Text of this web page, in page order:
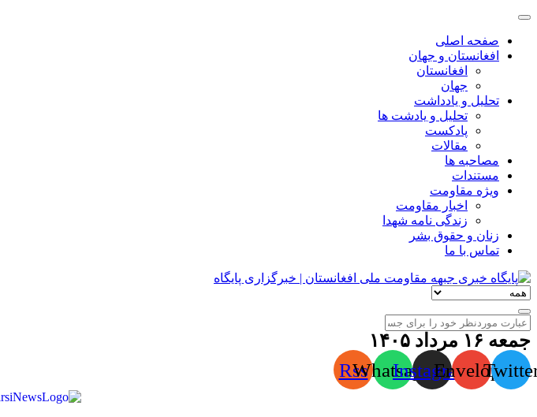
صفحه اصلی
افغانستان و جهان
افغانستان
جهان
تحلیل و یادداشت
تحلیل و یادشت ها
پادکست
مقالات
مصاحبه ها
مستندات
ویژه مقاومت
اخبار مقاومت
زندگی نامه شهدا
زنان و حقوق بشر
تماس با ما
جمعه ۱۶ مرداد ۱۴۰۵
Envelope
Instagram
Whatsapp
Rss